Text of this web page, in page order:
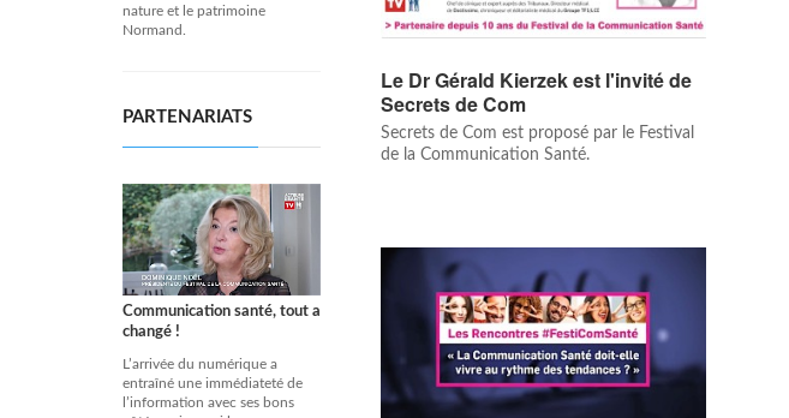
nature et le patrimoine
Normand.
PARTENARIATS
Communication santé, tout a
changé !
L’arrivée du numérique a
entraîné une immédiateté de
l’information avec ses bons
Le Dr Gérald Kierzek est l'invité de
Secrets de Com
Secrets de Com est proposé par le Festival
de la Communication Santé.